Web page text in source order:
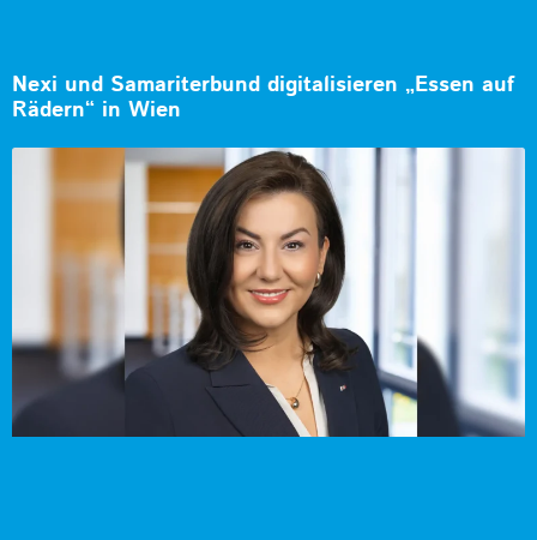
Nexi und Samariterbund digitalisieren „Essen auf
Rädern“ in Wien